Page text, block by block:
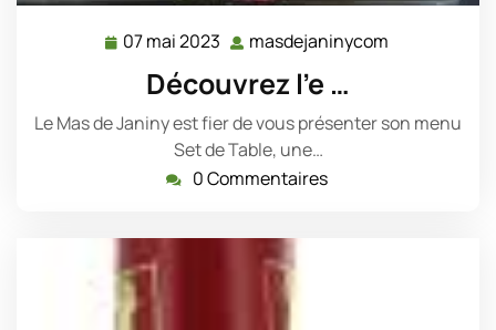
07 mai 2023 07
2023
masdejaninycom
Découvrez l’e …
Le Mas de Janiny est fier de vous présenter son menu
Set de Table, une…
0 Commentaires